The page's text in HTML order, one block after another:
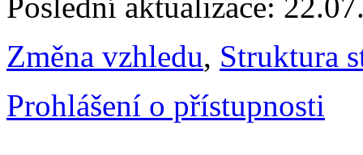
Poslední aktualizace:
Změna vzhledu, Struktura
Prohlášení o přístupnosti